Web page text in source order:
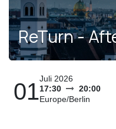
ReTurn -
01Juli 2026
17:30
20:00
Europe/Berlin